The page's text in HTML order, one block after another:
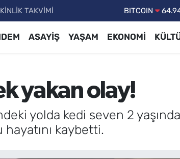
TAKVİMİ DOLAR
BITCOIN
ASAYİŞ YAŞAM EKONOMİ
yakan olay!
yolda kedi seven 2
kaybetti.